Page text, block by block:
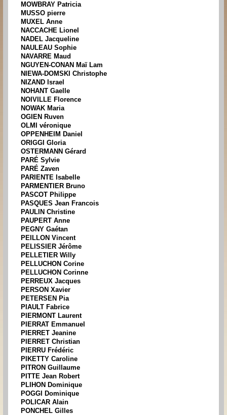
MOWBRAY Patricia
MUSSO pierre
MUXEL Anne
NACCACHE Lionel
NADEL Jacqueline
NAULEAU Sophie
NAVARRE Maud
NGUYEN-CONAN Maï Lam
NIEWA-DOMSKI Christophe
NIZAND Israel
NOHANT Gaelle
NOIVILLE Florence
NOWAK Maria
OGIEN Ruven
OLMI véronique
OPPENHEIM Daniel
ORIGGI Gloria
OSTERMANN Gérard
PARÉ Sylvie
PARÉ Zaven
PARIENTE Isabelle
PARMENTIER Bruno
PASCOT Philippe
PASQUES Jean Francois
PAULIN Christine
PAUPERT Anne
PEGNY Gaétan
PEILLON Vincent
PELISSIER Jérôme
PELLETIER Willy
PELLUCHON Corine
PELLUCHON Corinne
PERREUX Jacques
PERSON Xavier
PETERSEN Pia
PIAULT Fabrice
PIERMONT Laurent
PIERRAT Emmanuel
PIERRET Jeanine
PIERRET Christian
PIERRU Frédéric
PIKETTY Caroline
PITRON Guillaume
PITTE Jean Robert
PLIHON Dominique
POGGI Dominique
POLICAR Alain
PONCHEL Gilles